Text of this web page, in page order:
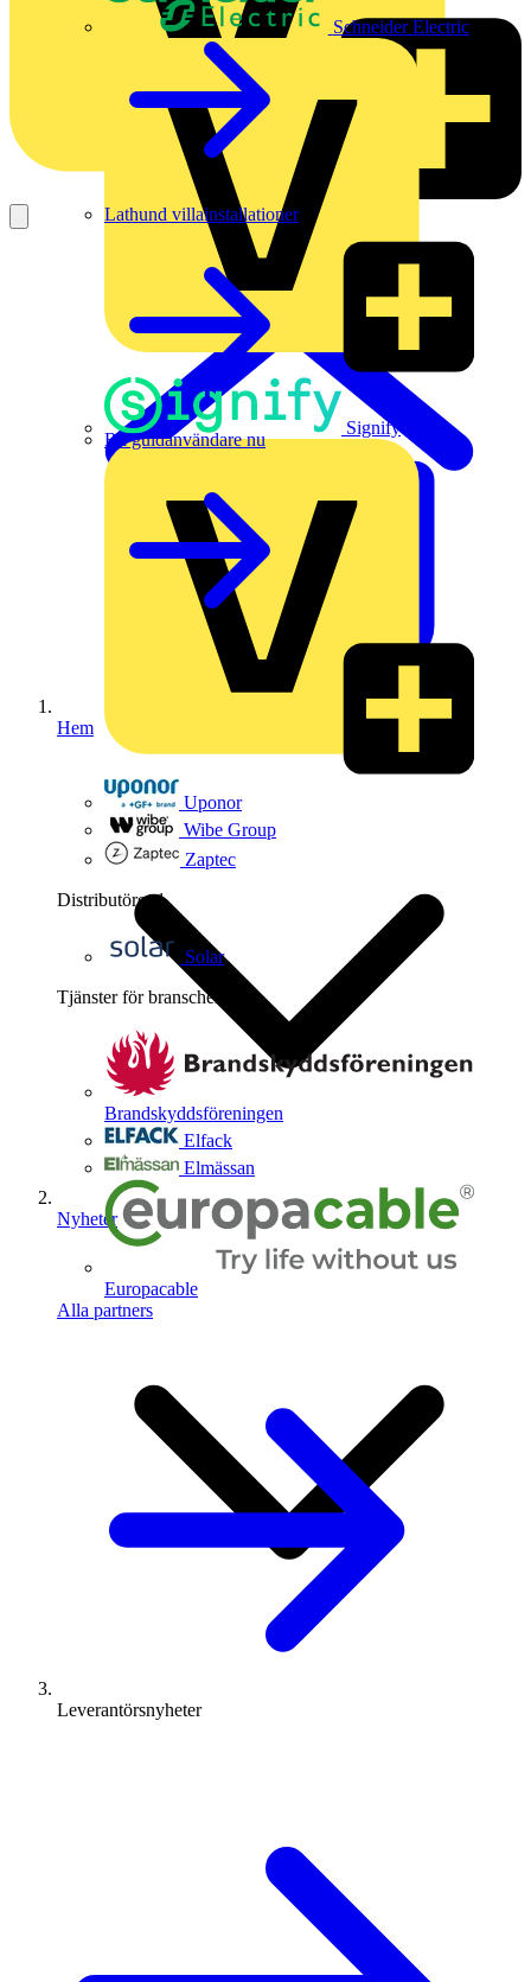
Schneider Electric
Signify
Uponor
Wibe Group
Zaptec
Distributörer 1
Solar
Tjänster för branschen
Brandskyddsföreningen
Elfack
Elmässan
Europacable
Alla partners
Lathund villainstallationer
Bli guldanvändare nu
Hem
Nyheter
Leverantörsnyheter